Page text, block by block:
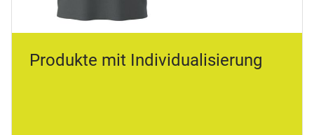
Produkte mit Individualisierung